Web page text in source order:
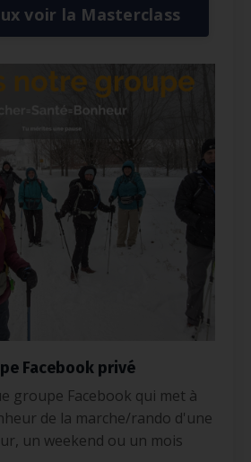
voir la Masterclass
Facebook privé
groupe Facebook qui met à
de la marche/rando d'une
un weekend ou un mois